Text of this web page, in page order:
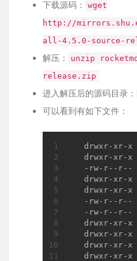
下载源码：
wget
http://
all-4.5.0-source-
解压：
unzip
release.zip
进入解压后的源码目录：
可以看到有如下文件：
  drwxr-xr-x
  drwxr-xr-x
  -rw-r--r--
  drwxr-xr-x
  drwxr-xr-x
  -rw-r--r--
  -rw-r--r--
  drwxr-xr-x
  drwxr-xr-x
  drwxr-xr-x
  drwxr-xr-x